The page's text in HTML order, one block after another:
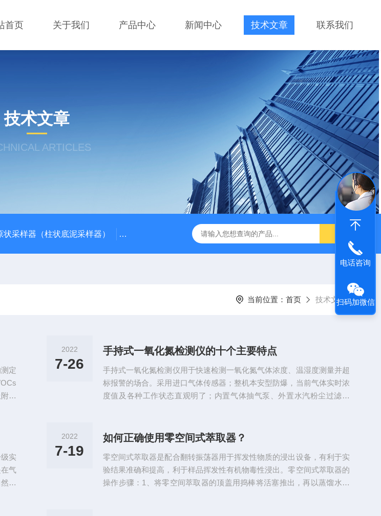
首页 关于我们 产品中心 新闻中心 技术文章 联系我们
技术文章
ARTICLES
采样器（柱状底泥采样器） PS-TQS浅水型浮游生物网 PST-DD电动土壤采样器
当前位置： 首页 技术文章
定
管
通
2022
7-26
手持式一氧化氮检测仪的十个主要特点
手持式一氧化氮检测仪用于快速检测一氧化氮气体浓度、温湿度测量并超
标报警的场合。采用进口气体传感器；整机本安型防爆，当前气体实时浓
度值及各种工作状态直观明了；内置气体抽气泵、外置水汽粉尘过滤装
选择加配外置打印机直接打印检测结果。主要特点：1、进口电化学传感
内置可充电3.7V锂电池，通...
实
气
比
2022
7-19
如何正确使用零空间式萃取器？
零空间式萃取器是配合翻转振荡器用于挥发性物质的浸出设备，有利于实
验结果准确和提高，利于样品挥发性有机物毒性浸出。零空间式萃取器的
操作步骤：1、将零空间萃取器的顶盖用捣棒将活塞推出，再以蒸馏水润
电话咨询
扫码加微信